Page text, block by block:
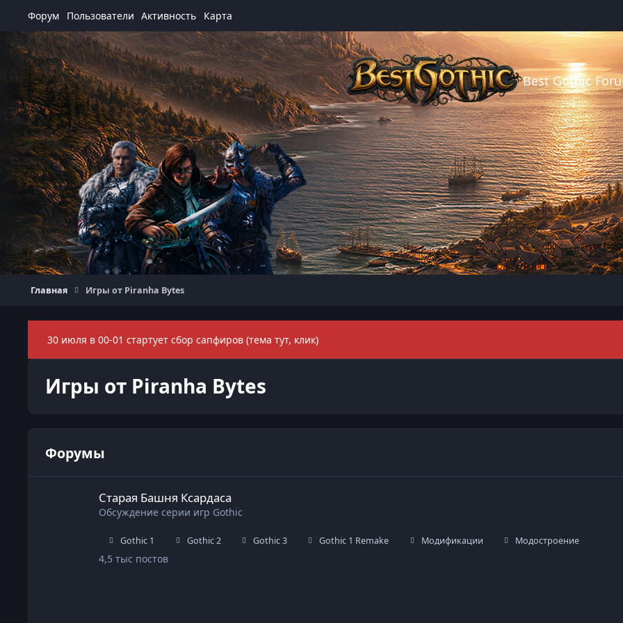
Форум Пользователи Активность Карта
Best Gothic
Главная Игры от Piranha Bytes
30 июля в 00-01 стартует сбор сапфиров (тема тут, клик)
Игры от Piranha Bytes
Форумы
Старая Башня Ксардаса
Обсуждение серии игр Gothic
Gothic 1 Gothic 2 Gothic 3 Gothic 1 Remake Модификации Модостроение
4,5 тыс постов